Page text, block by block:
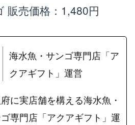
販売価格：1,480円
海水魚・サンゴ専門店「ア
クアギフト」運営
に実店舗を構える海水魚・
専門店「アクアギフト」運